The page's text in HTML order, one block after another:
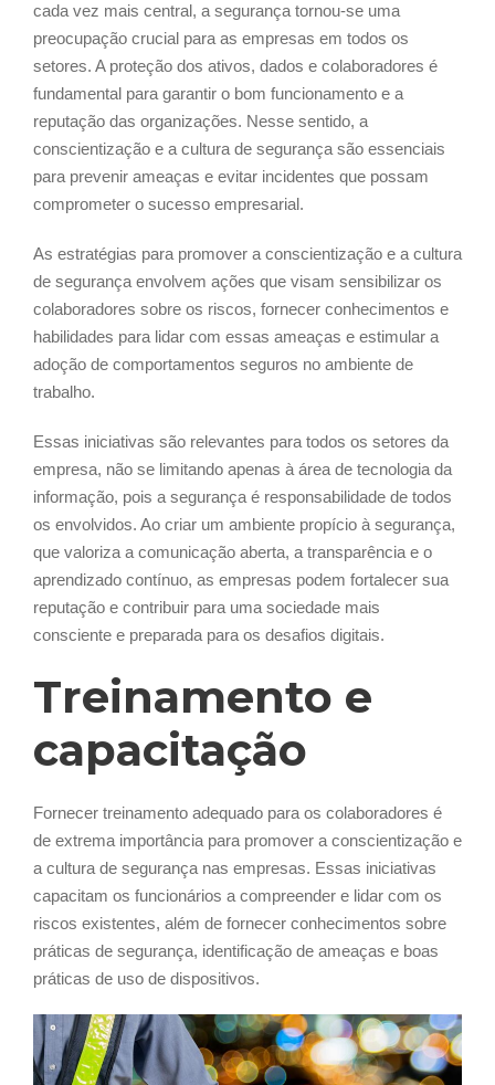
cada vez mais central, a segurança tornou-se uma
preocupação crucial para as empresas em todos os
setores. A proteção dos ativos, dados e colaboradores é
fundamental para garantir o bom funcionamento e a
reputação das organizações. Nesse sentido, a
conscientização e a cultura de segurança são essenciais
para prevenir ameaças e evitar incidentes que possam
comprometer o sucesso empresarial.
As estratégias para promover a conscientização e a cultura
de segurança envolvem ações que visam sensibilizar os
colaboradores sobre os riscos, fornecer conhecimentos e
habilidades para lidar com essas ameaças e estimular a
adoção de comportamentos seguros no ambiente de
trabalho.
Essas iniciativas são relevantes para todos os setores da
empresa, não se limitando apenas à área de tecnologia da
informação, pois a segurança é responsabilidade de todos
os envolvidos. Ao criar um ambiente propício à segurança,
que valoriza a comunicação aberta, a transparência e o
aprendizado contínuo, as empresas podem fortalecer sua
reputação e contribuir para uma sociedade mais
consciente e preparada para os desafios digitais.
Treinamento e
capacitação
Fornecer treinamento adequado para os colaboradores é
de extrema importância para promover a conscientização e
a cultura de segurança nas empresas. Essas iniciativas
capacitam os funcionários a compreender e lidar com os
riscos existentes, além de fornecer conhecimentos sobre
práticas de segurança, identificação de ameaças e boas
práticas de uso de dispositivos.